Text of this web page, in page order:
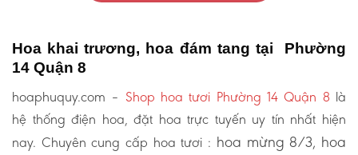
Hoa khai trương, hoa đám tang tại Phường
14 Quận 8
hoaphuquy.com – Shop hoa tươi Phường 14 Quận 8 là
hệ thống điện hoa, đặt hoa trực tuyến uy tín nhất hiện
nay. Chuyên cung cấp hoa tươi : hoa mừng 8/3, hoa